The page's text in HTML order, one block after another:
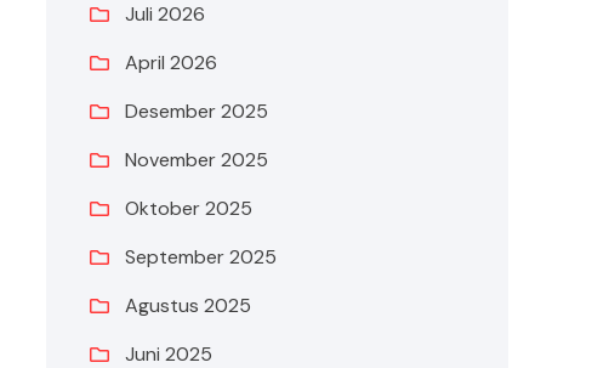
Juli 2026
April 2026
Desember 2025
November 2025
Oktober 2025
September 2025
Agustus 2025
Juni 2025